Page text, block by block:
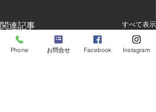
関連記事 すべて表示
Phone お問合せ Facebook Instagram